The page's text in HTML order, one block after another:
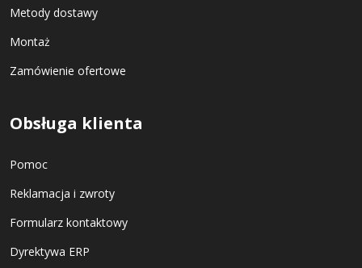
Metody dostawy
Montaż
Zamówienie ofertowe
Obsługa klienta
Pomoc
Reklamacja i zwroty
Formularz kontaktowy
Dyrektywa ERP